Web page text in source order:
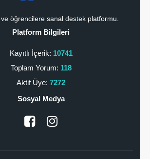
öğrencilere sanal destek platformu.
Platform Bilgileri
Kayıtlı İçerik: 10741
Toplam Yorum: 118
Aktif Üye: 7272
Sosyal Medya